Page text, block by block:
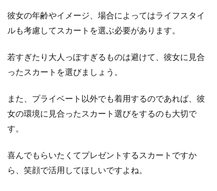
昨今、街を見渡すとトップスインのコーディネ
は...
テーラードジャケットを取り入れて
おしゃれレディースに！
も、「難しい」と感じる女性は少なくないでし
ょう。自...
彼女の年齢やイメージ、場合によってはライフスタイ
ルも考慮してスカートを選ぶ必要があります。
若すぎたり大人っぽすぎるものは避けて、彼女に見合
ったスカートを選びましょう。
また、プライベート以外でも着用するのであれば、彼
女の環境に見合ったスカート選びをするのも大切で
す。
喜んでもらいたくてプレゼントするスカートですか
ら、笑顔で活用してほしいですよね。